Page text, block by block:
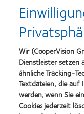
Learn
more
about
Top-
Arbeitgeber
Learn
more
about
VDCO
Wir (CooperVision
Dienstleister setzen
ähnliche Tracking-
Textdateien, die auf
werden, wenn Sie
Cookies jederzeit